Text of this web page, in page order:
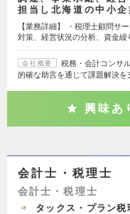
担当し北海道の中小
【業務詳細】 ・税理士顧問サ
対策、経営状況の分析、資金繰
会社概要
税務・会計コンサ
的確な助言を通じて課題解決
興味あ
会計士・税理士
会計士・税理士
タックス・プラン税